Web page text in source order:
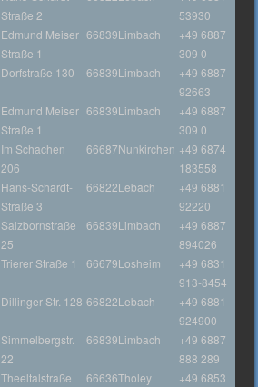
Straße 2
53930
Edmund Meiser
Straße 1
66839Limbach
+49 6887
309 0
Dorfstraße 130 66839Limbach
+49 6887
92663
Edmund Meiser
Straße 1
66839Limbach
+49 6887
309 0
Im Schachen
206
66687Nunkirchen +49 6874
183558
Hans-Schardt-
Straße 3
66822Lebach
+49 6881
92220
Salzbornstraße
25
66839Limbach
+49 6887
894026
Trierer Straße 1 66679Losheim
+49 6831
913-8454
Dillinger Str. 128 66822Lebach
+49 6881
924900
Simmelbergstr.
22
66839Limbach
+49 6887
888 289
Theeltalstraße
66636Tholey
+49 6853